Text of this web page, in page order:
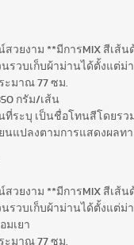
วยงาม **มีการMIX สีเส้น
รวบเก็บผ้าม่านได้ตั้งแต่ม่
ะมาณ 77 ซม.
กรัม/เส้น
ที่ระบุ เป็นชื่อโทนสีโดยรว
นแปลงตามการแสดงผลท
วยงาม **มีการMIX สีเส้
รวบเก็บผ้าม่านได้ตั้งแต่
มเยา
ะมาณ 77 ซม.